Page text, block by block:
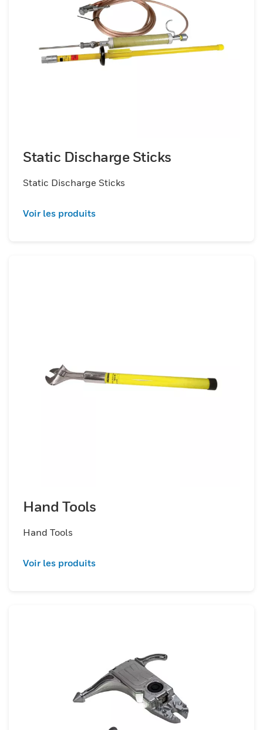
Static Discharge Sticks
Static Discharge Sticks
Voir les produits
Hand Tools
Hand Tools
Voir les produits